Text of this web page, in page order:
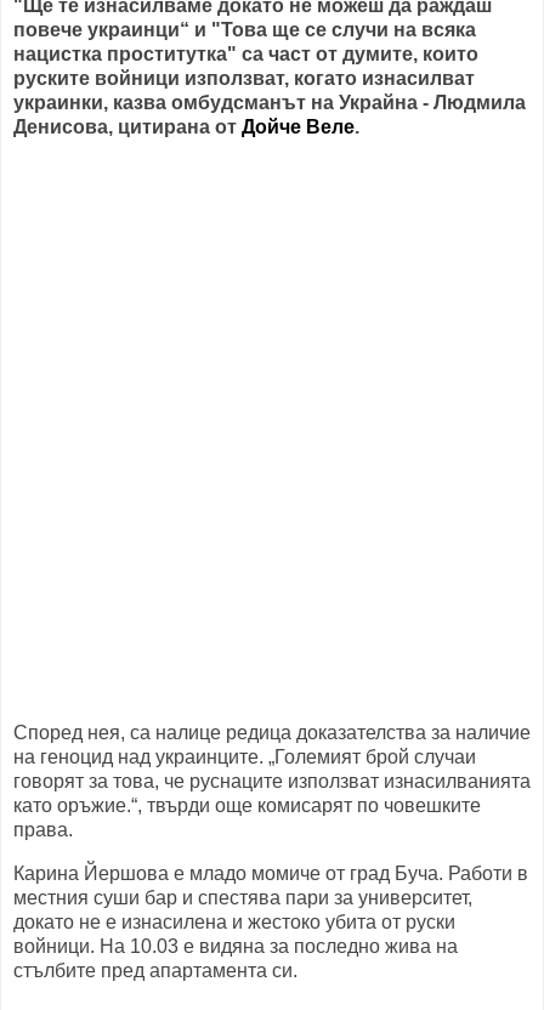
"Ще те изнасилваме докато не можеш да раждаш
повече украинци“ и "Това ще се случи на всяка
нацистка проститутка" са част от думите, които
руските войници използват, когато изнасилват
украинки, казва омбудсманът на Украйна - Людмила
Денисова, цитирана от Дойче Веле.
Според нея, са налице редица доказателства за наличие
на геноцид над украинците. „Големият брой случаи
говорят за това, че руснаците използват изнасилванията
като оръжие.“, твърди още комисарят по човешките
права.
Карина Йершова е младо момиче от град Буча. Работи в
местния суши бар и спестява пари за университет,
докато не е изнасилена и жестоко убита от руски
войници. На 10.03 е видяна за последно жива на
стълбите пред апартамента си.